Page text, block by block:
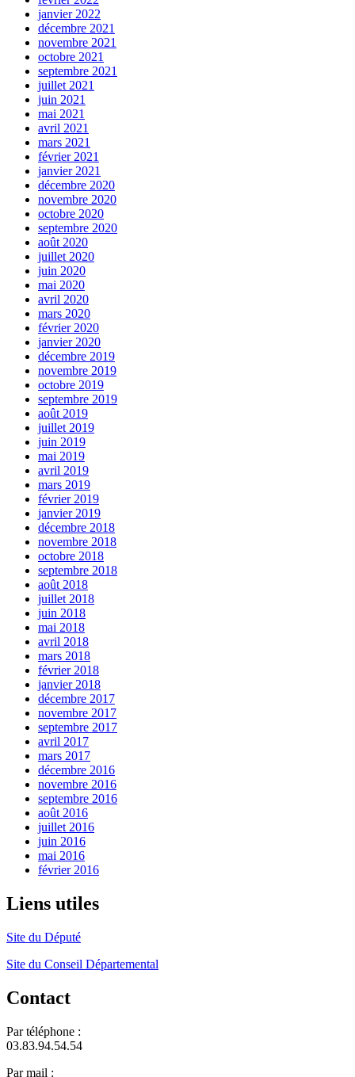
janvier 2022
décembre 2021
novembre 2021
octobre 2021
septembre 2021
juillet 2021
juin 2021
mai 2021
avril 2021
mars 2021
février 2021
janvier 2021
décembre 2020
novembre 2020
octobre 2020
septembre 2020
août 2020
juillet 2020
juin 2020
mai 2020
avril 2020
mars 2020
février 2020
janvier 2020
décembre 2019
novembre 2019
octobre 2019
septembre 2019
août 2019
juillet 2019
juin 2019
mai 2019
avril 2019
mars 2019
février 2019
janvier 2019
décembre 2018
novembre 2018
octobre 2018
septembre 2018
août 2018
juillet 2018
juin 2018
mai 2018
avril 2018
mars 2018
février 2018
janvier 2018
décembre 2017
novembre 2017
septembre 2017
avril 2017
mars 2017
décembre 2016
novembre 2016
septembre 2016
août 2016
juillet 2016
juin 2016
mai 2016
février 2016
Liens utiles
Site du Député
Site du Conseil Départemental
Contact
Par téléphone :
03.83.94.54.54
Par mail :